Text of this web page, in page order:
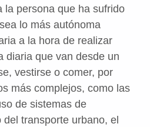
la persona que ha sufrido
lo más autónoma
a la hora de realizar
diaria que van desde un
vestirse o comer, por
más complejos, como las
de sistemas de
transporte urbano, el